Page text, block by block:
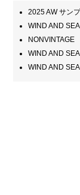
2025 AW サン
WIND AND
NONVINTAGE
WIND AND
WIND AND